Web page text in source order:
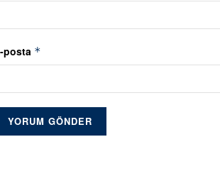
posta *